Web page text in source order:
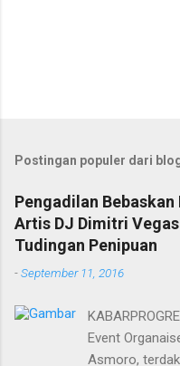
Postingan populer dari
Pengadilan
Artis DJ Dimitri
Tudingan Penipuan
-September 11, 2016
Event
Asmoro,